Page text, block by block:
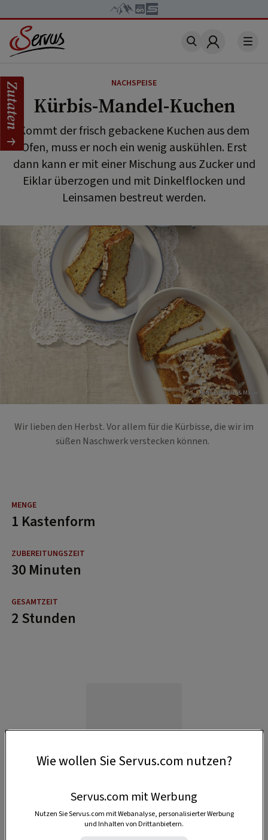
Account
NACHSPEISE
Kürbis-Mandel-Kuchen
Kommt der frisch gebackene Kuchen aus dem
Ofen, muss er noch ein wenig auskühlen. Erst
dann kann er mit einer Mischung aus Zucker und
Eiklar überzogen und mit Dinkelflocken und
Leinsamen bestreut werden.
Foto: Eisenhut & Mayer
Wir lieben den Herbst. Vor allem für die Kürbisse, die wir im
süßen Naschwerk verstecken können.
1 Kastenform
30 Minuten
2 Stunden
Zutaten
Wie wollen Sie Servus.com nutzen?
Servus.com mit Werbung
Nutzen Sie Servus.com mit Webanalyse, personalisierter Werbung
und Inhalten von Drittanbietern.